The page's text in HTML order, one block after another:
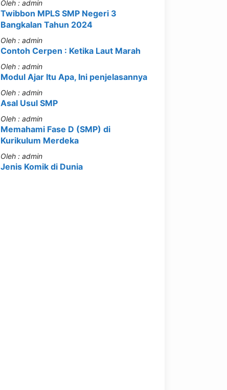
Oleh : admin
Twibbon MPLS SMP Negeri 3
Bangkalan Tahun 2024
Oleh : admin
Contoh Cerpen : Ketika Laut Marah
Oleh : admin
Modul Ajar Itu Apa, Ini penjelasannya
Oleh : admin
Asal Usul SMP
Oleh : admin
Memahami Fase D (SMP) di
Kurikulum Merdeka
Oleh : admin
Jenis Komik di Dunia